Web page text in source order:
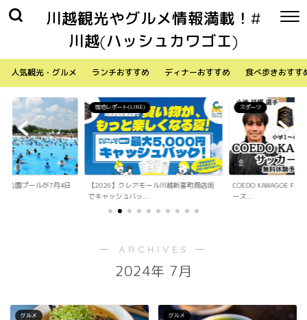
川越観光やグルメ情報満載！#
川越(ハッシュカワゴエ)
人気観光・グルメ ランチおすすめ ディナーおすすめ 食べ歩きおすす
公園プールが7月4日
現地レポート(LINE)
【2026】クレアモール川越新富町商店街
でキャッシュバッ...
スポーツ
COEDO KAWAGOE F.C
ース...
― ARCHIVES ―
2024年 7月
グルメ グルメ